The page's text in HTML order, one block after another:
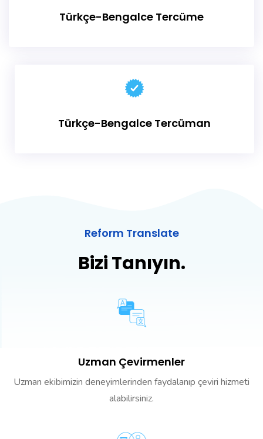
Türkçe-Bengalce Tercüme
Türkçe-Bengalce Tercüman
Reform Translate
Bizi Tanıyın.
Uzman Çevirmenler
Uzman ekibimizin deneyimlerinden faydalanıp çeviri hizmeti
alabilirsiniz.